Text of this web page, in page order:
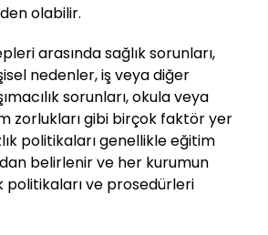
olabilir.
arasında sağlık sorunları,
nedenler, iş veya diğer
sorunları, okula veya
zorlukları gibi birçok faktör yer
politikaları genellikle eğitim
belirlenir ve her kurumun
politikaları ve prosedürleri